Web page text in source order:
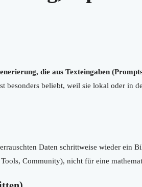
die aus Texteingaben
besonders beliebt, weil sie lokal oder in
Daten schrittweise wieder ein
Community), nicht für eine